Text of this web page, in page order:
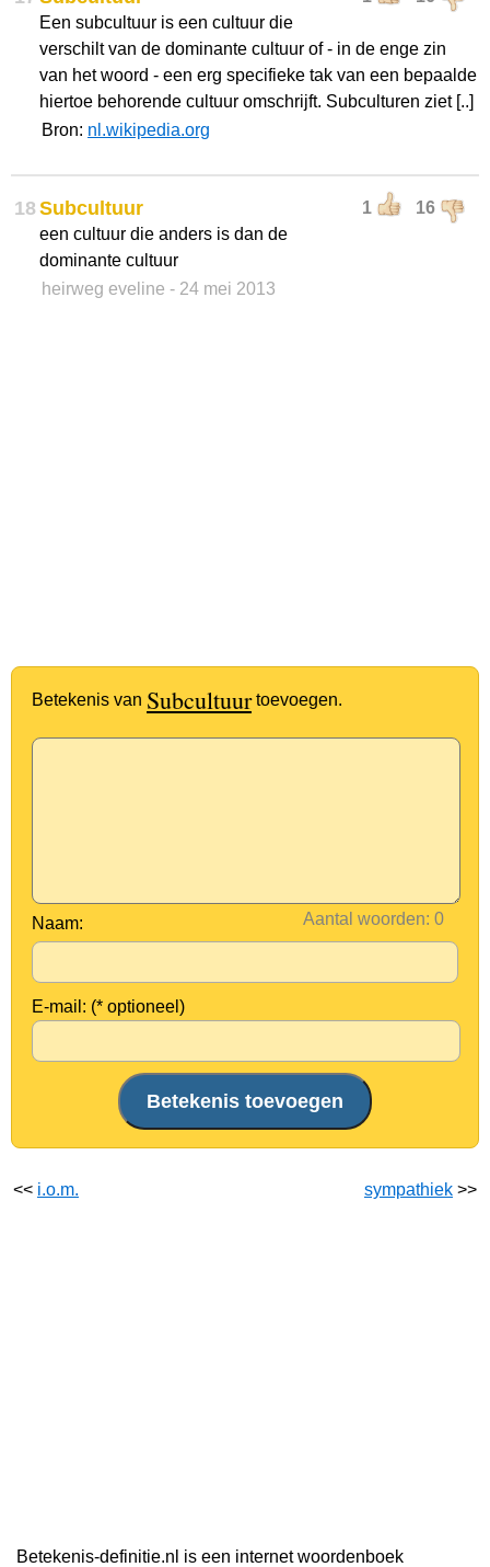
Een subcultuur is een cultuur die
verschilt van de dominante cultuur of - in de enge zin
van het woord - een erg specifieke tak van een bepaalde
hiertoe behorende cultuur omschrijft. Subculturen ziet [..]
Bron: nl.wikipedia.org
18 1 16
Subcultuur
een cultuur die anders is dan de
dominante cultuur
heirweg eveline - 24 mei 2013
Betekenis van Subcultuurtoevoegen.
Aantal woorden:
Naam:
E-mail: (* optioneel)
<< i.o.m. sympathiek >>
Betekenis-definitie.nl is een internet woordenboek